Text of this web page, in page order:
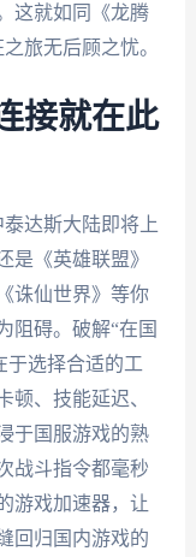
这就如同《龙腾
旅无后顾之忧。
接就在此
达斯大陆即将上
是《英雄联盟》
诛仙世界》等你
阻碍。破解“在国
于选择合适的工
顿、技能延迟、
于国服游戏的熟
战斗指令都毫秒
游戏加速器，让
回归国内游戏的